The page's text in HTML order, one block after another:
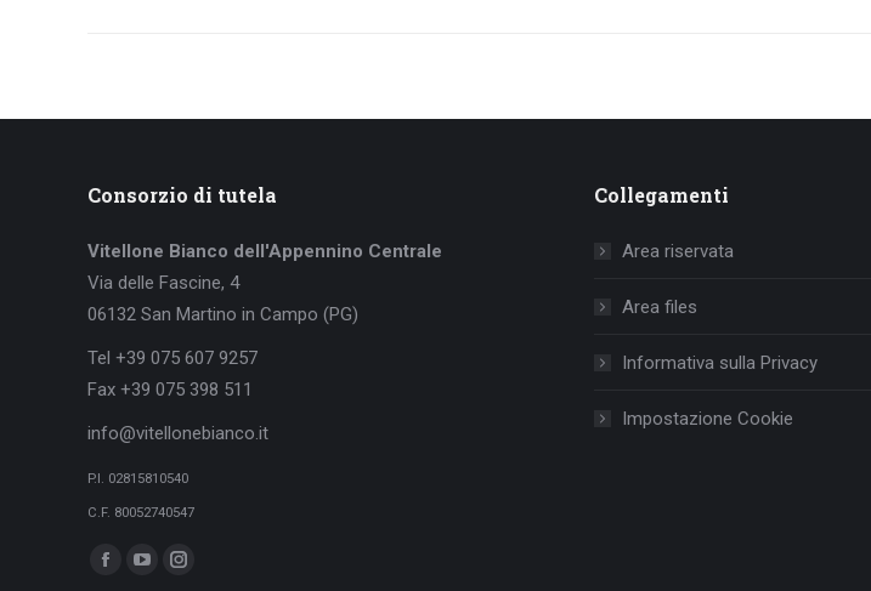
Consorzio di tutela
Vitellone Bianco dell'Appennino Centrale
Via delle Fascine, 4
06132 San Martino in Campo (PG)
Tel +39 075 607 9257
Fax +39 075 398 511
info@vitellonebianco.it
P.I. 02815810540
C.F. 80052740547
Ci puoi trovare su:
Facebook
YouTubeInstagram
Collegamenti
Area riservata
Area files
Informativa sulla Privacy
Impostazione Cookie